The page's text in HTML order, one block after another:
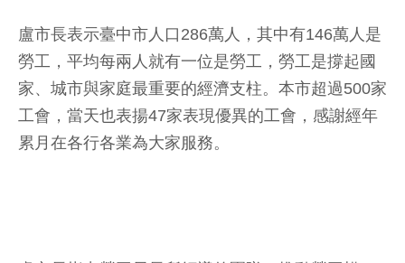
盧市長表示臺中市人口286萬人，其中有146萬人是
勞工，平均每兩人就有一位是勞工，勞工是撐起國
家、城市與家庭最重要的經濟支柱。本市超過500家
工會，當天也表揚47家表現優異的工會，感謝經年
累月在各行各業為大家服務。